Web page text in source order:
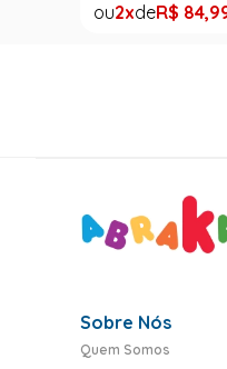
2 R$ 84,
Sobre Nós
Quem Somos